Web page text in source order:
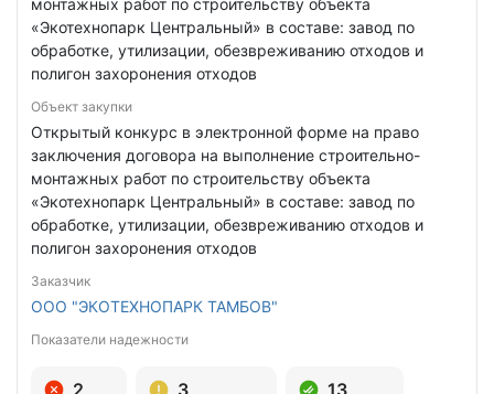
монтажных работ по строительству объекта
«Экотехнопарк Центральный» в составе: завод по
обработке, утилизации, обезвреживанию отходов и
полигон захоронения отходов
Объект закупки
Открытый конкурс в электронной форме на право
заключения договора на выполнение строительно-
монтажных работ по строительству объекта
«Экотехнопарк Центральный» в составе: завод по
обработке, утилизации, обезвреживанию отходов и
полигон захоронения отходов
Заказчик
ООО "ЭКОТЕХНОПАРК ТАМБОВ"
Показатели надежности
2 3 13